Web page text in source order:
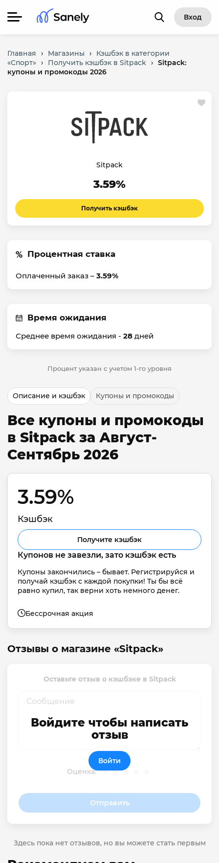
Вход
Главная › Магазины ›
Кэшбэк в категории
«Спорт» › Получить кэшбэк в Sitpack › Sitpack:
купоны и промокоды 2026
Sitpack
3.59%
Получить кэшбэк
Процентная ставка
Оплаченный заказ – 3.59%
Время ожидания
Среднее время ожидания - 28 дней
Процент указан с учетом 1-го уровня
Описание и кэшбэк Купоны и промокоды
Все купоны и промокоды
в Sitpack за Август-
Сентябрь 2026
3.59%
Кэшбэк
Получите кэшбэк
Купонов не завезли, зато кэшбэк есть
Купоны закончились – бывает. Регистрируйся и
получай кэшбэк с каждой покупки! Ты бы всё
равно купил, так верни хоть немного денег.
Бессрочная акция
Отзывы о магазине «Sitpack»
Оставьте отзыв о кэшбэке в Sitpack
Оценка:
Отправить
Войдите чтобы написать
отзыв
Войти
Здесь пока нет отзывов, но вы можете стать первым